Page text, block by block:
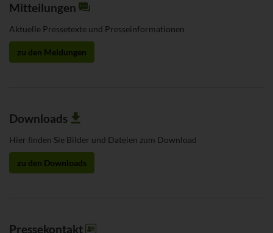
Mitteilungen
Aktuelle Pressetexte und Presseinformationen
zu den Meldungen
Downloads
Hier finden Sie Bilder und Dateien zum Download
zu den Downloads
Pressekontakt